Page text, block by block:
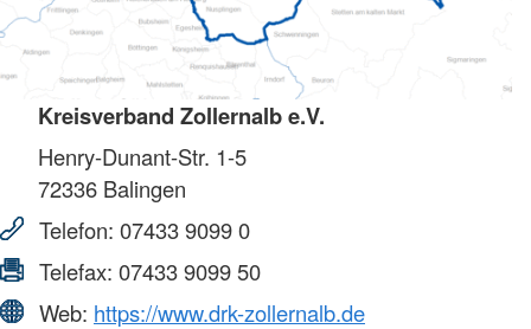
Kreisverband Zollernalb e.V.
Henry-Dunant-Str. 1-5
72336 Balingen
Telefon: 07433 9099 0
Telefax: 07433 9099 50
Web: https://www.drk-zollernalb.de